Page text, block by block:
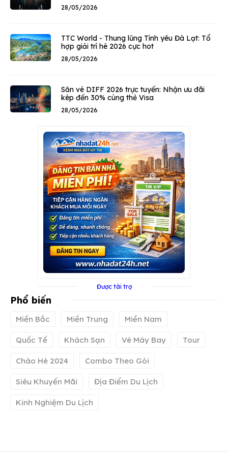
28/05/2026
TTC World - Thung lũng Tình yêu Đà Lạt: Tổ
hợp giải trí hè 2026 cực hot
28/05/2026
Săn vé DIFF 2026 trực tuyến: Nhận ưu đãi
kép đến 30% cùng thẻ Visa
28/05/2026
Được tài trợ
Phổ biến
Miền Bắc Miền Trung Miền Nam
Quốc Tế Khách Sạn Vé Máy Bay Tour
Chào Hè 2024 Combo Theo Gói
Siêu Khuyến Mãi Địa Điểm Du Lịch
Kinh Nghiệm Du Lịch